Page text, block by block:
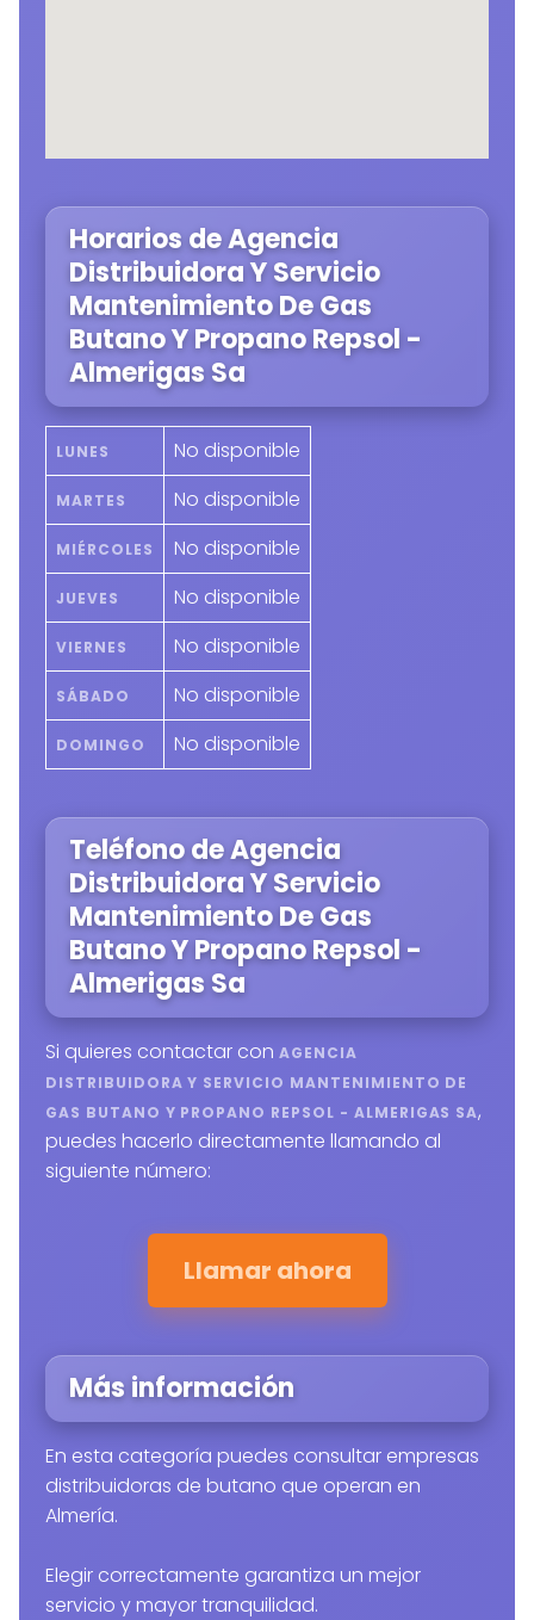
Horarios de Agencia
Distribuidora Y Servicio
Mantenimiento De Gas
Butano Y Propano Repsol -
Almerigas Sa
LUNES No disponible
MARTES No disponible
MIÉRCOLES No disponible
JUEVES No disponible
VIERNES No disponible
SÁBADO No disponible
DOMINGO No disponible
Teléfono de Agencia
Distribuidora Y Servicio
Mantenimiento De Gas
Butano Y Propano Repsol -
Almerigas Sa
Si quieres contactar con AGENCIA
DISTRIBUIDORA Y SERVICIO MANTENIMIENTO DE
GAS BUTANO Y PROPANO REPSOL - ALMERIGAS SA,
puedes hacerlo directamente llamando al
siguiente número:
Llamar ahora
Más información
En esta categoría puedes consultar empresas
distribuidoras de butano que operan en
Almería.
Elegir correctamente garantiza un mejor
servicio y mayor tranquilidad.